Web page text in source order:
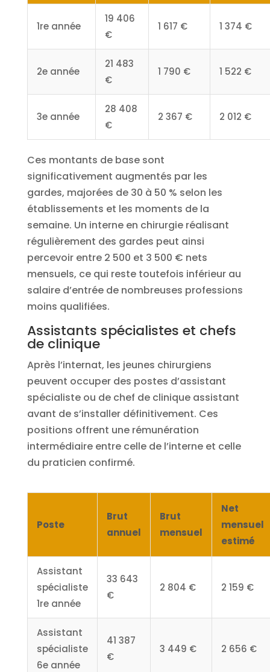
1re année
19 406
€
1 617 € 1 374 €
2e année
21 483
€
1 790 € 1 522 €
3e année
28 408
€
2 367 € 2 012 €
Ces montants de base sont
significativement augmentés par les
gardes, majorées de 30 à 50 % selon les
établissements et les moments de la
semaine. Un interne en chirurgie réalisant
régulièrement des gardes peut ainsi
percevoir entre 2 500 et 3 500 € nets
mensuels, ce qui reste toutefois inférieur au
salaire d’entrée de nombreuses professions
moins qualifiées.
Assistants spécialistes et chefs
de clinique
Après l’internat, les jeunes chirurgiens
peuvent occuper des postes d’assistant
spécialiste ou de chef de clinique assistant
avant de s’installer définitivement. Ces
positions offrent une rémunération
intermédiaire entre celle de l’interne et celle
du praticien confirmé.
Poste
Brut
annuel
Brut
mensuel
Net
mensuel
estimé
Assistant
spécialiste
1re année
33 643
€
2 804 € 2 159 €
Assistant
spécialiste
6e année
41 387
€
3 449 € 2 656 €